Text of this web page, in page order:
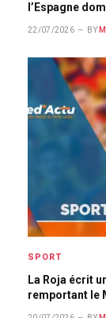
l’Espagne
22/07/2026 BY
SPORT
La Roja écrit
remportant le